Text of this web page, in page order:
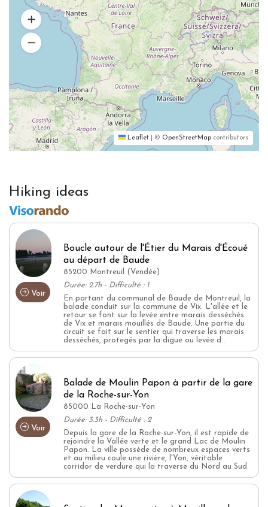
Leaflet © OpenStreetMap contributors
Hiking ideas
Voir
Boucle autour de l'Étier du Marais d'Écoué
au départ de Baude
85200 Montreuil (Vendée)
Durée: 2.7h - Difficulté : 1
En partant du communal de Baude de Montreuil, la
balade conduit sur la commune de Vix. L'allée et le
retour se font sur la levée entre marais desséchés
de Vix et marais mouillés de Baude. Une partie du
circuit se fait sur le sentier qui traverse les marais
desséchés, protegés par la digue ou levée d...
Voir
Balade de Moulin Papon à partir de la gare
de la Roche-sur-Yon
85000 La Roche-sur-Yon
Durée: 3.3h - Difficulté : 2
Depuis la gare de la Roche-sur-Yon, il est rapide de
rejoindre la Vallée verte et le grand Lac de Moulin
Papon. La ville possède de nombreux espaces verts
et au milieu coule une rivière, l'Yon, véritable
corridor de verdure qui la traverse du Nord au Sud.